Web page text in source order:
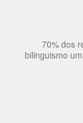
70% dos
bilinguismo